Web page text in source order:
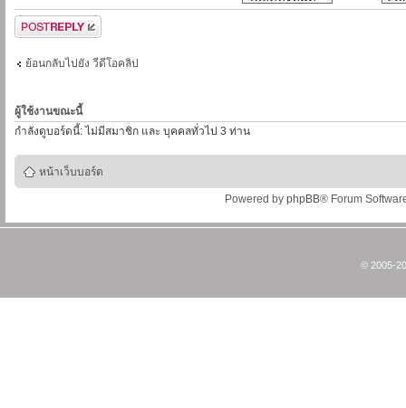
ตอบกระทู้
ย้อนกลับไปยัง วีดีโอคลิป
ผู้ใช้งานขณะนี้
กำลังดูบอร์ดนี้: ไม่มีสมาชิก และ บุคคลทั่วไป 3 ท่าน
หน้าเว็บบอร์ด
Powered by phpBB® Forum
© 2005-